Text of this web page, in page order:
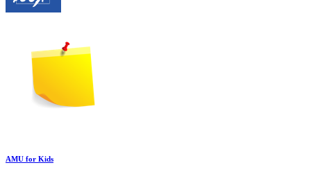
AMU for Kids